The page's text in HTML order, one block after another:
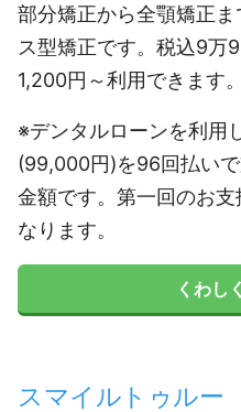
部分矯正から全顎矯正
ス型矯正です。税込9万
1,200円～利用できます。
※デンタルローンを利用
(99,000円)を96回払い
金額です。第一回のお
なります。
くわし
スマイルトゥルー